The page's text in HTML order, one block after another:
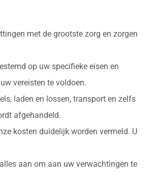
met de grootste zorg en zorgen
op uw specifieke eisen en
vereisten te voldoen.
laden en lossen, transport en zelfs
afgehandeld.
kosten duidelijk worden vermeld. U
aan om aan uw verwachtingen te